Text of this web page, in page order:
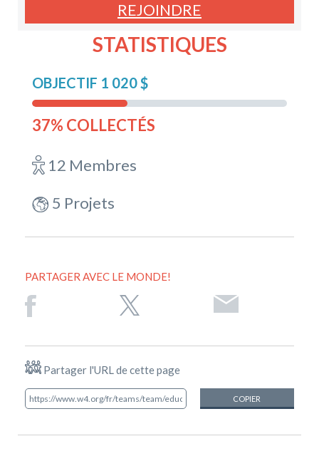
REJOINDRE
STATISTIQUES
OBJECTIF 1 020 $
37% COLLECTÉS
12 Membres
5 Projets
PARTAGER AVEC LE MONDE!
Partager l'URL de cette page
COPIER